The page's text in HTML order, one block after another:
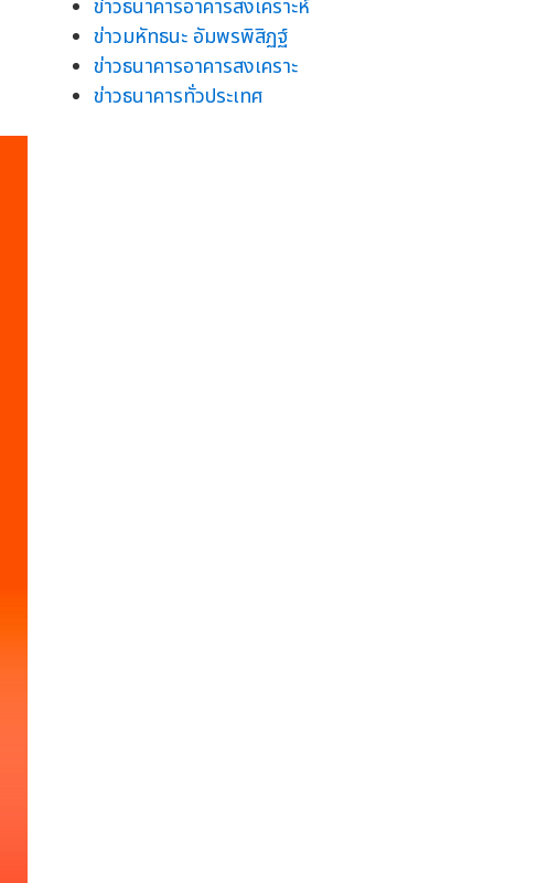
ข่าวธนาคารอาคารสงเคราะห์
ข่าวมหัทธนะ อัมพรพิสิฏฐ์
ข่าวธนาคารอาคารสงเคราะ
ข่าวธนาคารทั่วประเทศ